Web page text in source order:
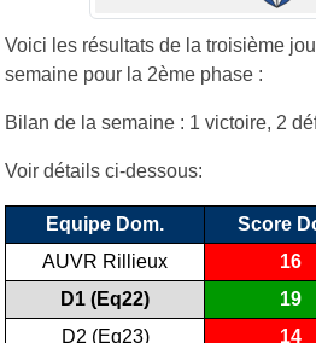
Voici les résultats de la troisième
semaine pour la 2ème phase :
Bilan de la semaine : 1 victoire, 2
Voir détails ci-dessous:
Equipe Dom. Score
AUVR Rillieux
16
D1 (Eq22)
19
D2 (Eq23)
14